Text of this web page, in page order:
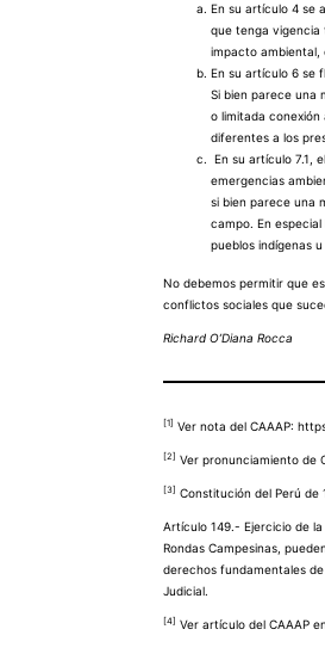
En su artículo 4 se
que tenga vigencia
impacto ambiental,
En su artículo 6 se
Si bien parece una
o limitada
diferentes a los
En su artículo 7.1,
emergencias
si bien parece una
campo. En
pueblos indígenas
No debemos permitir que
conflictos sociales que
Richard O’Diana Rocca
[1] Ver nota del CAAAP:
[2] Ver pronunciamiento de
[3] Constitución del Perú de
Artículo 149.- Ejercicio de
Rondas Campesinas,
derechos fundamentales
Judicial.
[4] Ver artículo del CAAAP